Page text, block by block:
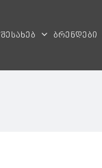
ბრენდები